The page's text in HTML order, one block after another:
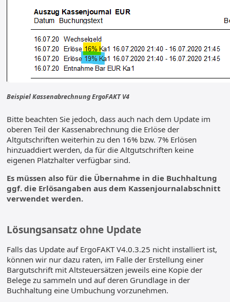
Beispiel Kassenabrechnung ErgoFAKT V4
Bitte beachten Sie jedoch, dass auch nach dem Update im
oberen Teil der Kassenabrechnung die Erlöse der
Altgutschriften weiterhin zu den 16% bzw. 7% Erlösen
hinzuaddiert werden, da für die Altgutschriften keine
eigenen Platzhalter verfügbar sind.
Es müssen also für die Übernahme in die Buchhaltung
ggf. die Erlösangaben aus dem Kassenjournalabschnitt
verwendet werden.
Lösungsansatz ohne Update
Falls das Update auf ErgoFAKT V4.0.3.25 nicht installiert ist,
können wir nur dazu raten, im Falle der Erstellung einer
Bargutschrift mit Altsteuersätzen jeweils eine Kopie der
Belege zu sammeln und auf deren Grundlage in der
Buchhaltung eine Umbuchung vorzunehmen.